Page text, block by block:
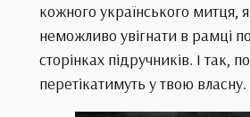
кожного українського митця,
неможливо увігнати в рамці
сторінках підручників. І так,
перетікатимуть у твою власну.